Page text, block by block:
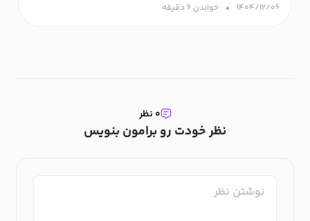
۱۴۰۴/۱۲/۰۶ خواندن ۶ دقیقه‌
نظر خودت رو برامون بنویس
۰ نظر